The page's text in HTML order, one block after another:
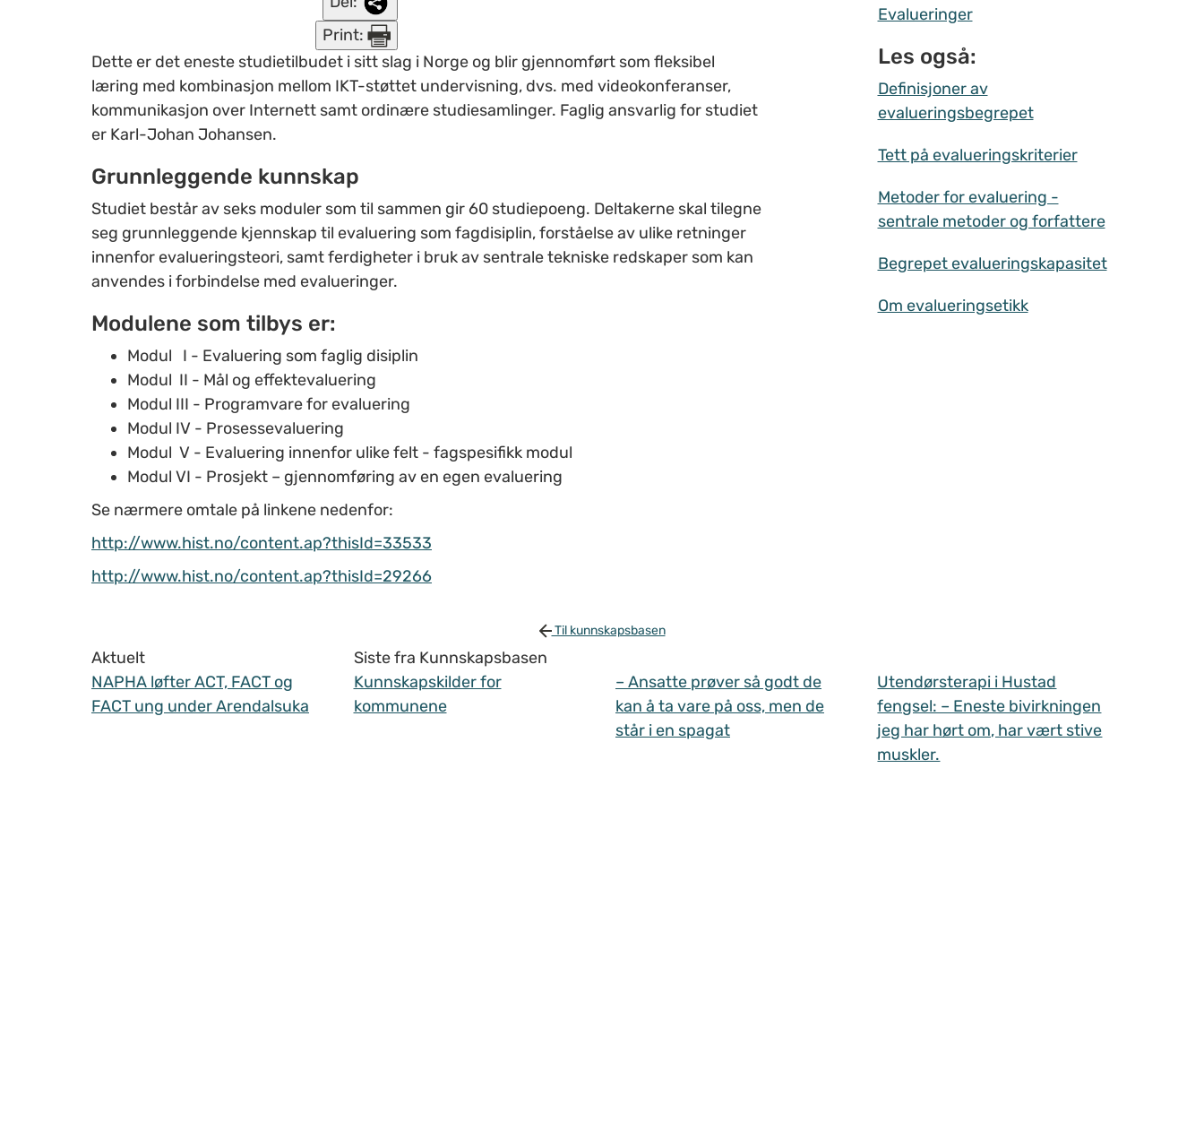
Print:
Dette er det eneste studietilbudet i sitt slag i Norge og blir gjennomført som fleksibel
læring med kombinasjon mellom IKT-støttet undervisning, dvs. med videokonferanser,
kommunikasjon over Internett samt ordinære studiesamlinger. Faglig ansvarlig for studiet
er Karl-Johan Johansen.
Grunnleggende kunnskap
Studiet består av seks moduler som til sammen gir 60 studiepoeng. Deltakerne skal tilegne
seg grunnleggende kjennskap til evaluering som fagdisiplin, forståelse av ulike retninger
innenfor evalueringsteori, samt ferdigheter i bruk av sentrale tekniske redskaper som kan
anvendes i forbindelse med evalueringer.
Modulene som tilbys er:
Modul I - Evaluering som faglig disiplin
Modul II - Mål og effektevaluering
Modul III - Programvare for evaluering
Modul IV - Prosessevaluering
Modul V - Evaluering innenfor ulike felt - fagspesifikk modul
Modul VI - Prosjekt – gjennomføring av en egen evaluering
Se nærmere omtale på linkene nedenfor:
http://www.hist.no/content.ap?thisId=33533
http://www.hist.no/content.ap?thisId=29266
Evalueringer
Les også:
Definisjoner av
evalueringsbegrepet
Tett på evalueringskriterier
Metoder for evaluering -
sentrale metoder og forfattere
Begrepet evalueringskapasitet
Om evalueringsetikk
Til kunnskapsbasen
Aktuelt
NAPHA løfter ACT, FACT og
FACT ung under Arendalsuka
Siste fra Kunnskapsbasen
Kunnskapskilder for
kommunene
– Ansatte prøver så godt de
kan å ta vare på oss, men de
står i en spagat
Utendørsterapi i Hustad
fengsel: – Eneste bivirkningen
jeg har hørt om, har vært stive
muskler.